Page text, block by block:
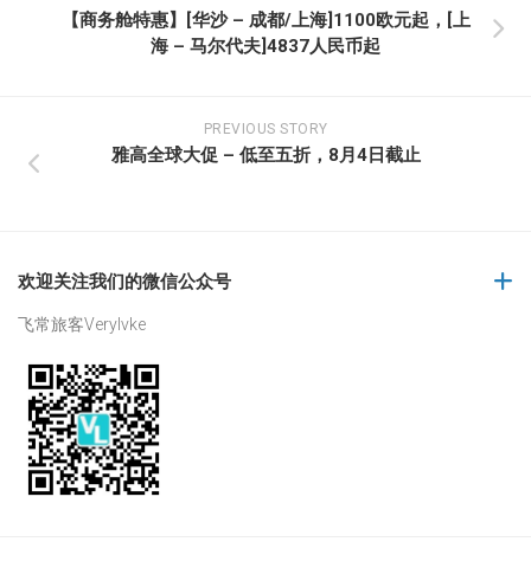
【商务舱特惠】[华沙 – 成都/上海]1100欧元起，[上
海 – 马尔代夫]4837人民币起
PREVIOUS STORY
雅高全球大促 – 低至五折，8月4日截止
欢迎关注我们的微信公众号
飞常旅客Verylvke